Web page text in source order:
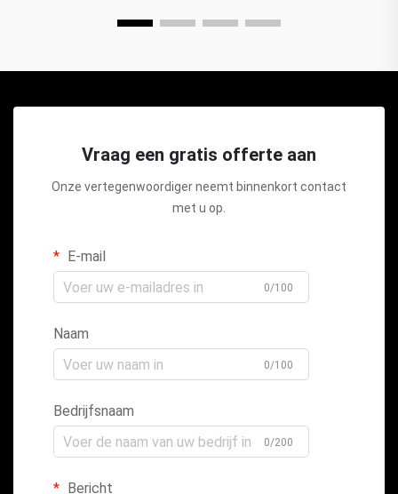
Vraag een gratis offerte aan
Onze vertegenwoordiger neemt binnenkort contact
met u op.
E-mail
0/100
Naam
0/100
Bedrijfsnaam
0/200
Bericht